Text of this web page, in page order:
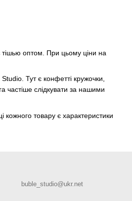
тішью оптом. При цьому ціни на
Тут є конфетті кружочки,
частіше слідкувати за нашими
кожного товару є характеристики
buble_studio@ukr.net